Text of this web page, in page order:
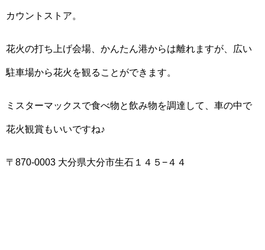
カウントストア。
花火の打ち上げ会場、かんたん港からは離れますが、広い
駐車場から花火を観ることができます。
ミスターマックスで食べ物と飲み物を調達して、車の中で
花火観賞もいいですね♪
〒870-0003 大分県大分市生石１４５−４４